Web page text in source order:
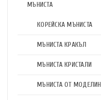
МЪНИСТА
КОРЕЙСКА МЪНИСТА
МЪНИСТА КРАКЪЛ
МЪНИСТА КРИСТАЛИ
МЪНИСТА ОТ МОДЕЛИН